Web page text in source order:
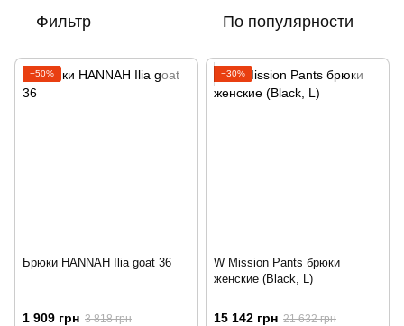
Фильтр По популярности
−50%
Брюки HANNAH Ilia goat 36
1 909 грн 3 818 грн
−30%
W Mission Pants брюки
женские (Black, L)
15 142 грн 21 632 грн